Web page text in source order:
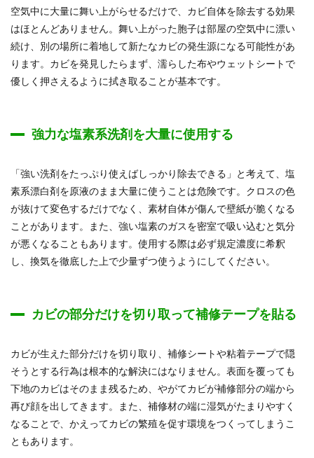
空気中に大量に舞い上がらせるだけで、カビ自体を除去する効果
はほとんどありません。舞い上がった胞子は部屋の空気中に漂い
続け、別の場所に着地して新たなカビの発生源になる可能性があ
ります。カビを発見したらまず、濡らした布やウェットシートで
優しく押さえるように拭き取ることが基本です。
強力な塩素系洗剤を大量に使用する
「強い洗剤をたっぷり使えばしっかり除去できる」と考えて、塩
素系漂白剤を原液のまま大量に使うことは危険です。クロスの色
が抜けて変色するだけでなく、素材自体が傷んで壁紙が脆くなる
ことがあります。また、強い塩素のガスを密室で吸い込むと気分
が悪くなることもあります。使用する際は必ず規定濃度に希釈
し、換気を徹底した上で少量ずつ使うようにしてください。
カビの部分だけを切り取って補修テープを貼る
カビが生えた部分だけを切り取り、補修シートや粘着テープで隠
そうとする行為は根本的な解決にはなりません。表面を覆っても
下地のカビはそのまま残るため、やがてカビが補修部分の端から
再び顔を出してきます。また、補修材の端に湿気がたまりやすく
なることで、かえってカビの繁殖を促す環境をつくってしまうこ
ともあります。